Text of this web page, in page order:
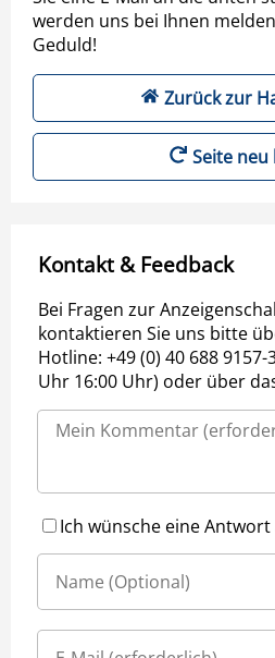
werden uns bei Ihnen
Geduld!
Zurück zur
Seite neu
Kontakt & Feedback
Bei Fragen zur
kontaktieren Sie uns bitte
Hotline: +49 (0) 40 688 9157-
Uhr 16:00 Uhr) oder über
Ich wünsche eine